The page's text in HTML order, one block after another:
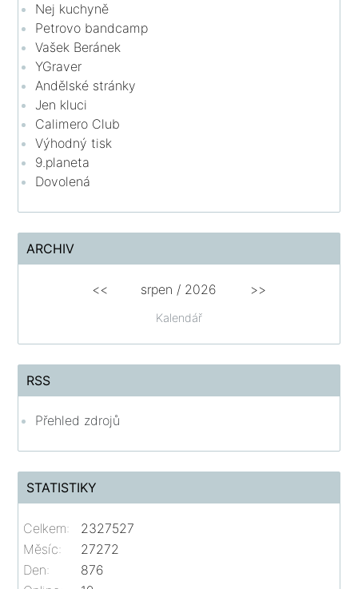
Nej kuchyně
Petrovo bandcamp
Vašek Beránek
YGraver
Andělské stránky
Jen kluci
Calimero Club
Výhodný tisk
9.planeta
Dovolená
ARCHIV
Kalendář
<< srpen / 2026 >>
RSS
Přehled zdrojů
STATISTIKY
Celkem:
2327527
Měsíc:
27272
Den:
876